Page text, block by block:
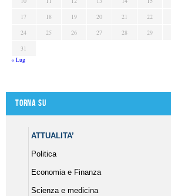
17
18 19 20 21 22
24
25 26 27 28 29
31
« Lug
Torna su
ATTUALITA’
Politica
Economia e Finanza
Scienza e medicina